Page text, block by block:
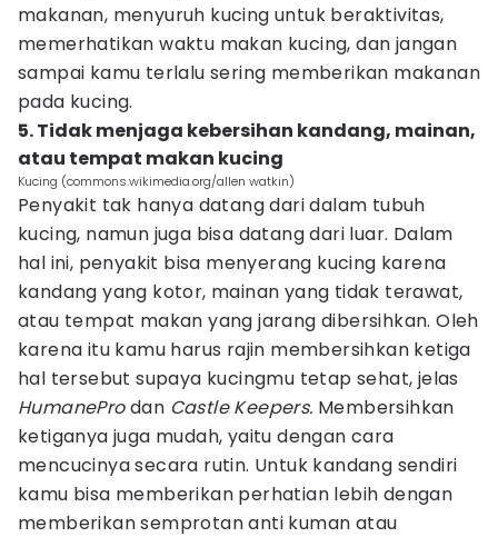
makanan, menyuruh kucing untuk beraktivitas,
memerhatikan waktu makan kucing, dan jangan
sampai kamu terlalu sering memberikan makanan
pada kucing.
5. Tidak menjaga kebersihan kandang, mainan,
atau tempat makan kucing
Kucing (commons.wikimedia.org/allen watkin)
Penyakit tak hanya datang dari dalam tubuh
kucing, namun juga bisa datang dari luar. Dalam
hal ini, penyakit bisa menyerang kucing karena
kandang yang kotor, mainan yang tidak terawat,
atau tempat makan yang jarang dibersihkan. Oleh
karena itu kamu harus rajin membersihkan ketiga
hal tersebut supaya kucingmu tetap sehat, jelas
HumaneProdan Castle Keepers. Membersihkan
ketiganya juga mudah, yaitu dengan cara
mencucinya secara rutin. Untuk kandang sendiri
kamu bisa memberikan perhatian lebih dengan
memberikan semprotan anti kuman atau